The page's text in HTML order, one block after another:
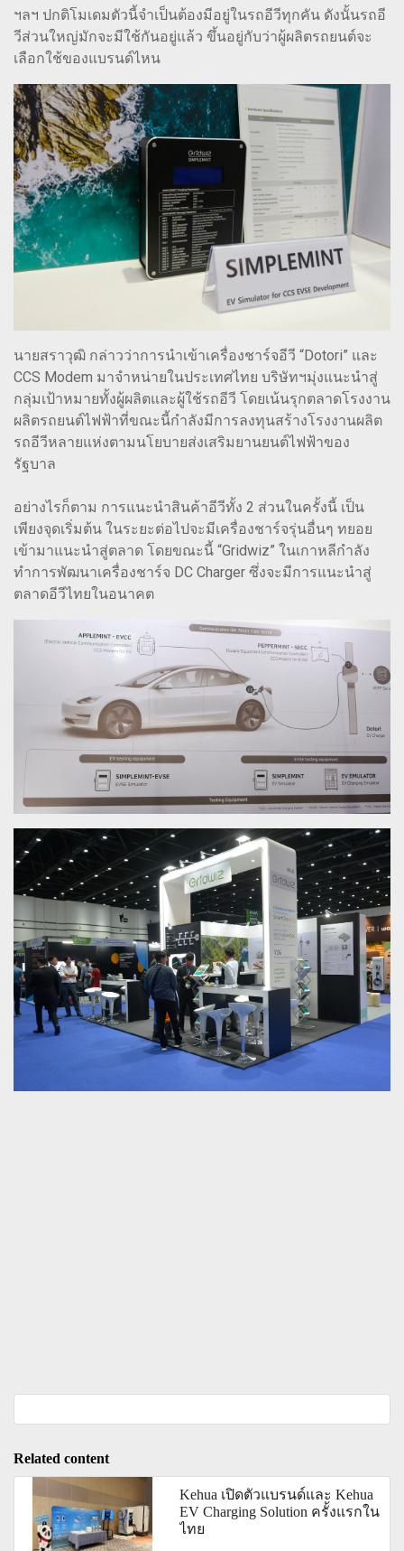
ฯลฯ ปกติโมเดมตัวนี้จำเป็นต้องมีอยู่ในรถอีวีทุกคัน ดังนั้นรถอี
วีส่วนใหญ่มักจะมีใช้กันอยู่แล้ว ขึ้นอยู่กับว่าผู้ผลิตรถยนต์จะ
เลือกใช้ของแบรนด์ไหน
นายสราวุฒิ กล่าวว่าการนำเข้าเครื่องชาร์จอีวี “Dotori” และ
CCS Modem มาจำหน่ายในประเทศไทย บริษัทฯมุ่งแนะนำสู่
กลุ่มเป้าหมายทั้งผู้ผลิตและผู้ใช้รถอีวี โดยเน้นรุกตลาดโรงงาน
ผลิตรถยนต์ไฟฟ้าที่ขณะนี้กำลังมีการลงทุนสร้างโรงงานผลิต
รถอีวีหลายแห่งตามนโยบายส่งเสริมยานยนต์ไฟฟ้าของ
รัฐบาล
อย่างไรก็ตาม การแนะนำสินค้าอีวีทั้ง 2 ส่วนในครั้งนี้ เป็น
เพียงจุดเริ่มต้น ในระยะต่อไปจะมีเครื่องชาร์จรุ่นอื่นๆ ทยอย
เข้ามาแนะนำสู่ตลาด โดยขณะนี้ “Gridwiz” ในเกาหลีกำลัง
ทำการพัฒนาเครื่องชาร์จ DC Charger ซึ่งจะมีการแนะนำสู่
ตลาดอีวีไทยในอนาคต
Related content
Kehua เปิดตัวแบรนด์และ Kehua
EV Charging Solution ครั้งแรกใน
ไทย